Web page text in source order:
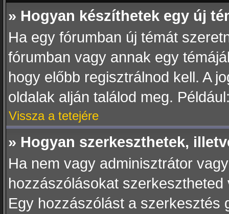
» Hogyan készíthetek egy új
Ha egy fórumban új témát
fórumban vagy annak egy
hogy előbb regisztrálnod kell. A
oldalak alján találod meg.
Vissza a tetejére
» Hogyan szerkeszthetek,
Ha nem vagy adminisztrátor
hozzászólásokat
Egy hozzászólást a szerkesztés